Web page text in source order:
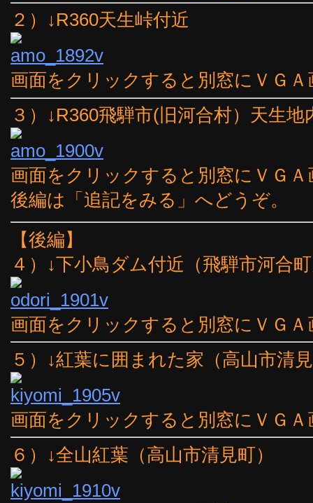
２）↓R360天生峠付近
画面をクリックすると別窓にＶＧ
３）↓R360飛騨市(旧河合村）天生地
画面をクリックすると別窓にＶＧ
後編は「追記をみる」へどうぞ。
【後編】
４）↓下小鳥ダム付近（飛騨市河合
画面をクリックすると別窓にＶＧ
５）↓紅葉に囲まれた家（高山市清
画面をクリックすると別窓にＶＧ
６）↓全山紅葉（高山市清見町）